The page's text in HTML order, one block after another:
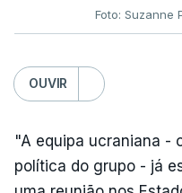
Foto: Suzanne
OUVIR
"A equipa ucraniana -
política do grupo - já